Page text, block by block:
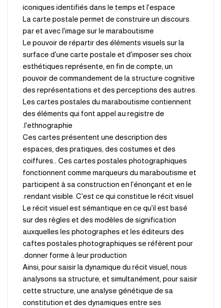
iconiques identifiés dans le temps et l'espace
.La carte postale permet de construire un discours
par et avec l'image sur le maraboutisme
Le pouvoir de répartir des éléments visuels sur la
surface d'une carte postale et d'imposer ses choix
esthétiques représente, en fin de compte, un
pouvoir de commandement de la structure cognitive
des représentations et des perceptions des autres.
Les cartes postales du maraboutisme contiennent
des éléments qui font appel au registre de
l'ethnographie.
Ces cartes présentent une description des
espaces, des pratiques, des costumes et des
coiffures… Ces cartes postales photographiques
fonctionnent comme marqueurs du maraboutisme et
participent à sa construction en l'énonçant et en le
rendant visible. C'est ce qui constitue le récit visuel.
Le récit visuel est sémantique en ce qu'il est basé
sur des règles et des modèles de signification
auxquelles les photographes et les éditeurs des
caftes postales photographiques se réfèrent pour
donner forme à leur production.
Ainsi, pour saisir la dynamique du récit visuel, nous
analysons sa structure, et simultanément, pour saisir
cette structure, une analyse génétique de sa
constitution et des dynamiques entre ses